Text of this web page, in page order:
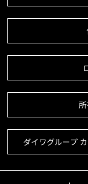
ダイワグループ